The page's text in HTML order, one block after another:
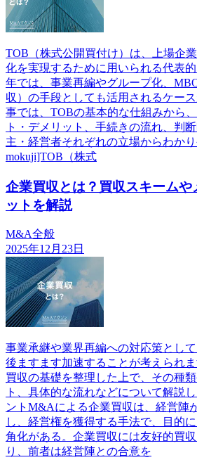
TOB（株式公開買付け）は、上場企
化を実現するために用いられる代表
年では、事業再編やグループ化、
収）の手段としても活用されるケー
事では、TOBの基本的な仕組みから
ト・デメリット、手続きの流れ、判
主・経営者それぞれの立場からわかり
mokuji]TOB（株式
企業買収とは？買収スキームや
ットを解説
M&A全般
2025年12月23日
事業承継や業界再編への対応策とし
後ますます加速することが考えられ
買収の基礎を整理した上で、その種
ト、具体的な流れなどについて解説
ントM&Aによる企業買収は、経営陣
し、経営権を獲得する手法で、目的
角化がある。企業買収には友好的買
り、前者は経営陣との合意を